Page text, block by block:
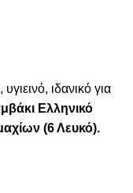
υγιεινό, ιδανικό για
Ελληνικό
(6 Λευκό).